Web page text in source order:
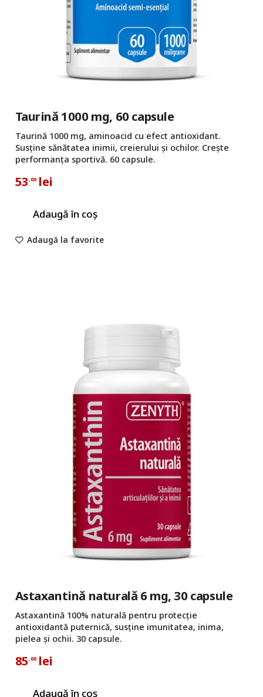
Taurină 1000 mg, 60 capsule
Taurină 1000 mg, aminoacid cu efect antioxidant.
Susține sănătatea inimii, creierului și ochilor. Crește
performanța sportivă. 60 capsule.
53,00 lei
Adaugă în coș
Adaugă la favorite
Astaxantină naturală 6 mg, 30 capsule
Astaxantină 100% naturală pentru protecție
antioxidantă puternică, susține imunitatea, inima,
pielea și ochii. 30 capsule.
85,00 lei
Adaugă în coș